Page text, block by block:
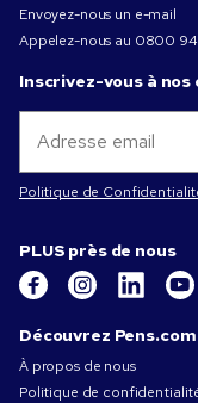
Envoyez-nous un e-mail
Appelez-nous au 0800
Inscrivez-vous à
Politique de
PLUS près de nous
Découvrez Pens.com
À propos de nous
Politique de